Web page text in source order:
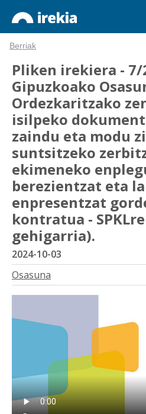
Berriak
Pliken irekiera - 7/
Gipuzkoako
Ordezkaritzako
isilpeko
zaindu eta modu
suntsitzeko
ekimeneko
berezientzat eta
enpresentzat
kontratua -
gehigarria).
2024-10-03
Osasuna